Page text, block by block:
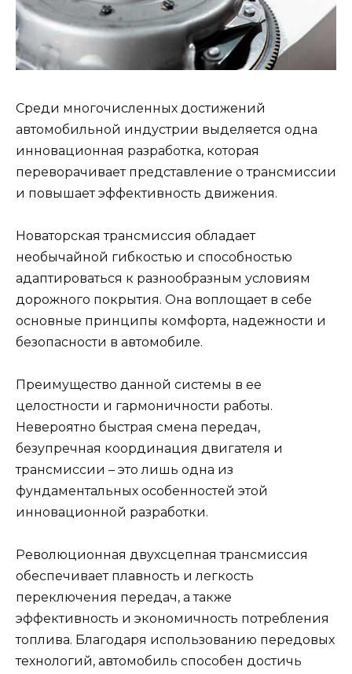
Среди многочисленных достижений
автомобильной индустрии выделяется одна
инновационная разработка, которая
переворачивает представление о трансмиссии
и повышает эффективность движения.
Новаторская трансмиссия обладает
необычайной гибкостью и способностью
адаптироваться к разнообразным условиям
дорожного покрытия. Она воплощает в себе
основные принципы комфорта, надежности и
безопасности в автомобиле.
Преимущество данной системы в ее
целостности и гармоничности работы.
Невероятно быстрая смена передач,
безупречная координация двигателя и
трансмиссии – это лишь одна из
фундаментальных особенностей этой
инновационной разработки.
Революционная двухсцепная трансмиссия
обеспечивает плавность и легкость
переключения передач, а также
эффективность и экономичность потребления
топлива. Благодаря использованию передовых
технологий, автомобиль способен достичь